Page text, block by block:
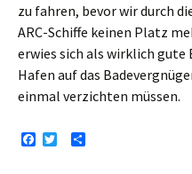
zu fahren, bevor wir durch
ARC-Schiffe keinen Platz
erwies sich als wirklich
Hafen auf das
einmal verzichten müssen.